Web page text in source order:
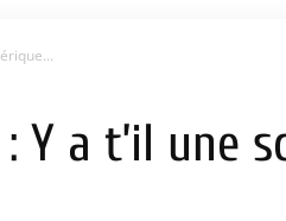
a t’il une